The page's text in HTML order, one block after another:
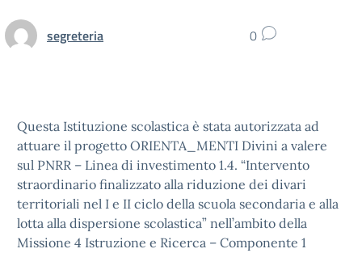
segreteria 0
Questa Istituzione scolastica è stata autorizzata ad
attuare il progetto ORIENTA_MENTI Divini a valere
sul PNRR – Linea di investimento 1.4. “Intervento
straordinario finalizzato alla riduzione dei divari
territoriali nel I e II ciclo della scuola secondaria e alla
lotta alla dispersione scolastica” nell’ambito della
Missione 4 Istruzione e Ricerca – Componente 1